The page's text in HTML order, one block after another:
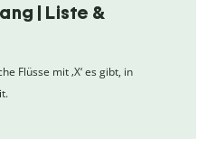
| Liste &
Flüsse mit ‚X‘ es gibt, in